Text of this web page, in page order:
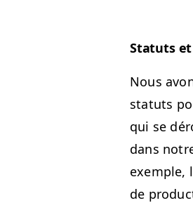
Statuts
Nous
statuts
qui se
dans
exem­ple,
de